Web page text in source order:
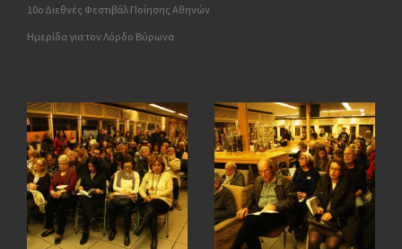
10o Διεθνές Φεστιβάλ Ποίησης Αθηνών
Ημερίδα για τον Λόρδο Βύρωνα